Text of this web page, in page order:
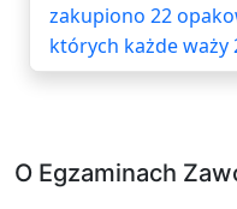
zakupiono 22
których każde waży
O Egzaminach